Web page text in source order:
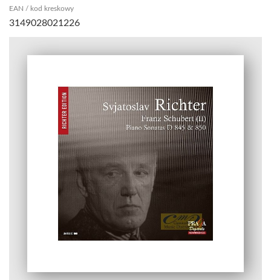
EAN / kod kreskowy
3149028021226